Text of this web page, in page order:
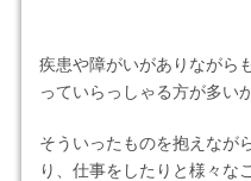
疾患や障がいがありながら
っていらっしゃる方が多い
そういったものを抱えなが
り、仕事をしたりと様々な